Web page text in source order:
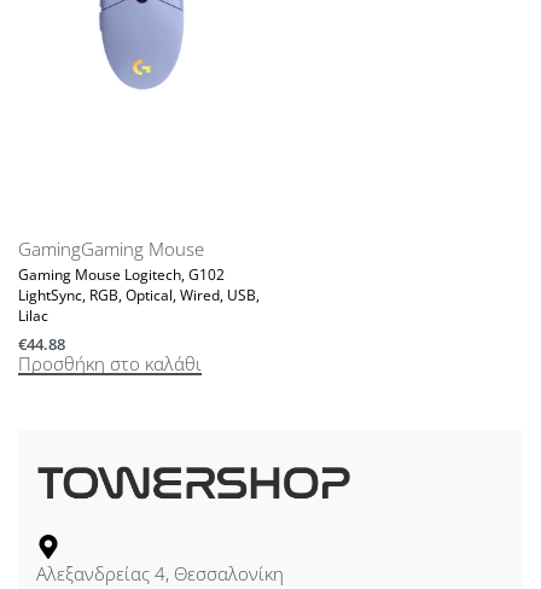
GamingGaming Mouse
Gaming Mouse Logitech, G102
LightSync, RGB, Optical, Wired, USB,
Lilac
€44.88
Προσθήκη στο καλάθι
Αλεξανδρείας 4, Θεσσαλονίκη